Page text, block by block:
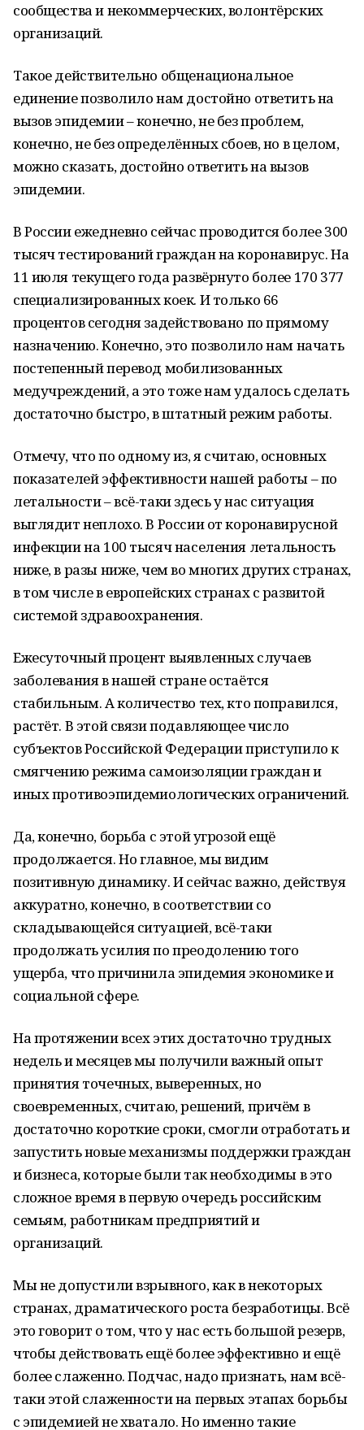
сообщества и некоммерческих, волонтёрских
организаций.
Такое действительно общенациональное
единение позволило нам достойно ответить на
вызов эпидемии – конечно, не без проблем,
конечно, не без определённых сбоев, но в целом,
можно сказать, достойно ответить на вызов
эпидемии.
В России ежедневно сейчас проводится более 300
тысяч тестирований граждан на коронавирус. На
11 июля текущего года развёрнуто более 170 377
специализированных коек. И только 66
процентов сегодня задействовано по прямому
назначению. Конечно, это позволило нам начать
постепенный перевод мобилизованных
медучреждений, а это тоже нам удалось сделать
достаточно быстро, в штатный режим работы.
Отмечу, что по одному из, я считаю, основных
показателей эффективности нашей работы – по
летальности – всё-таки здесь у нас ситуация
выглядит неплохо. В России от коронавирусной
инфекции на 100 тысяч населения летальность
ниже, в разы ниже, чем во многих других странах,
в том числе в европейских странах с развитой
системой здравоохранения.
Ежесуточный процент выявленных случаев
заболевания в нашей стране остаётся
стабильным. А количество тех, кто поправился,
растёт. В этой связи подавляющее число
субъектов Российской Федерации приступило к
смягчению режима самоизоляции граждан и
иных противоэпидемиологических ограничений.
Да, конечно, борьба с этой угрозой ещё
продолжается. Но главное, мы видим
позитивную динамику. И сейчас важно, действуя
аккуратно, конечно, в соответствии со
складывающейся ситуацией, всё-таки
продолжать усилия по преодолению того
ущерба, что причинила эпидемия экономике и
социальной сфере.
На протяжении всех этих достаточно трудных
недель и месяцев мы получили важный опыт
принятия точечных, выверенных, но
своевременных, считаю, решений, причём в
достаточно короткие сроки, смогли отработать и
запустить новые механизмы поддержки граждан
и бизнеса, которые были так необходимы в это
сложное время в первую очередь российским
семьям, работникам предприятий и
организаций.
Мы не допустили взрывного, как в некоторых
странах, драматического роста безработицы. Всё
это говорит о том, что у нас есть большой резерв,
чтобы действовать ещё более эффективно и ещё
более слаженно. Подчас, надо признать, нам всё-
таки этой слаженности на первых этапах борьбы
с эпидемией не хватало. Но именно такие